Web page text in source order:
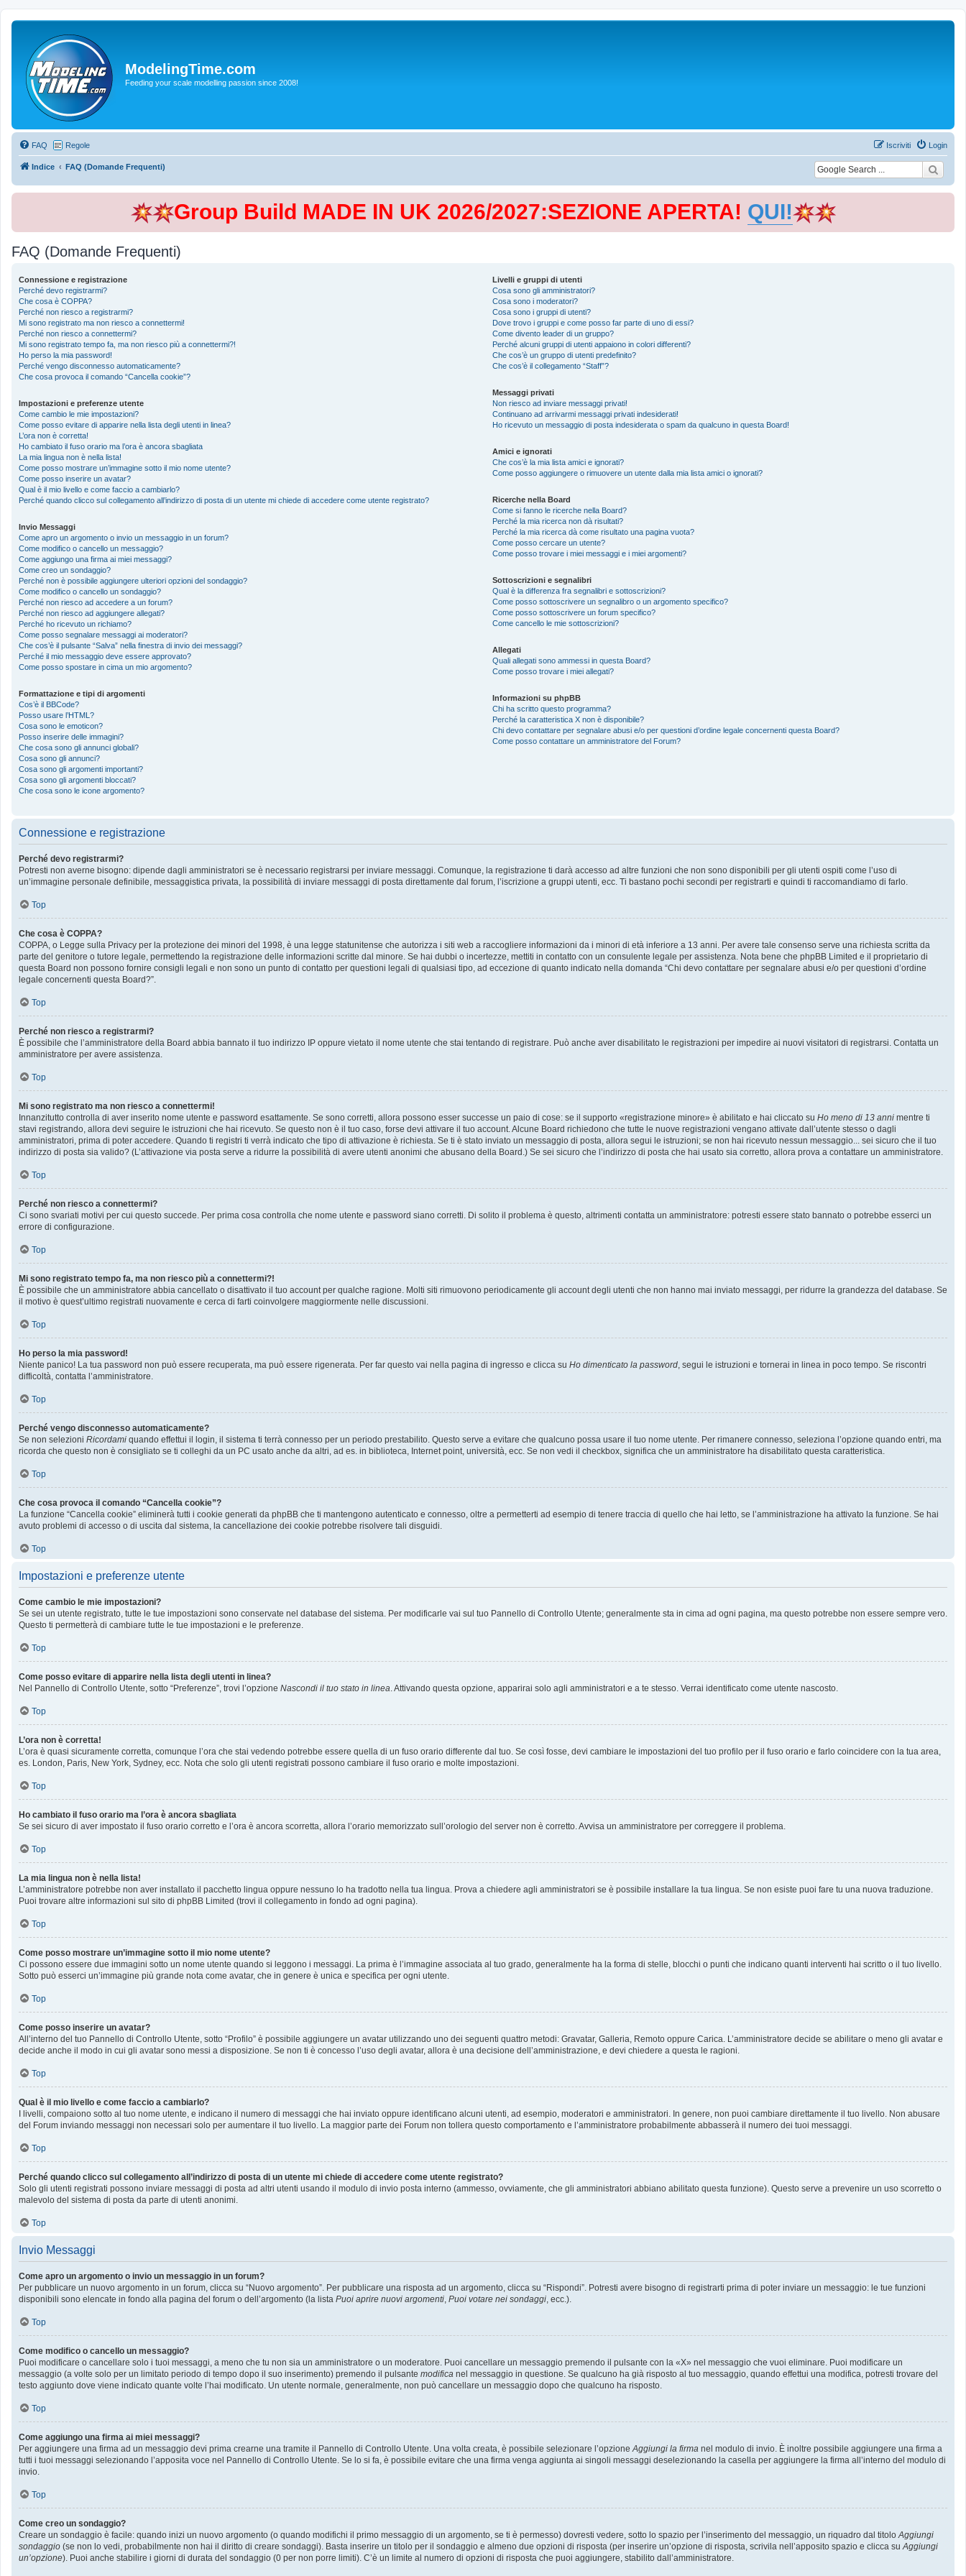
ModelingTime.com
Feeding your scale modelling passion since 2008!
FAQ Regole Login
Iscriviti
Indice FAQ (Domande Frequenti)
Group Build MADE IN UK 2026/2027:SEZIONE APERTA! QUI!
FAQ (Domande Frequenti)
Connessione e registrazione
Perché devo registrarmi?
Che cosa è COPPA?
Perché non riesco a registrarmi?
Mi sono registrato ma non riesco a connettermi!
Perché non riesco a connettermi?
Mi sono registrato tempo fa, ma non riesco più a connettermi?!
Ho perso la mia password!
Perché vengo disconnesso automaticamente?
Che cosa provoca il comando “Cancella cookie”?
Impostazioni e preferenze utente
Come cambio le mie impostazioni?
Come posso evitare di apparire nella lista degli utenti in linea?
L’ora non è corretta!
Ho cambiato il fuso orario ma l’ora è ancora sbagliata
La mia lingua non è nella lista!
Come posso mostrare un’immagine sotto il mio nome utente?
Come posso inserire un avatar?
Qual è il mio livello e come faccio a cambiarlo?
Perché quando clicco sul collegamento all’indirizzo di posta di un utente mi chiede di accedere come utente registrato?
Invio Messaggi
Come apro un argomento o invio un messaggio in un forum?
Come modifico o cancello un messaggio?
Come aggiungo una firma ai miei messaggi?
Come creo un sondaggio?
Perché non è possibile aggiungere ulteriori opzioni del sondaggio?
Come modifico o cancello un sondaggio?
Perché non riesco ad accedere a un forum?
Perché non riesco ad aggiungere allegati?
Perché ho ricevuto un richiamo?
Come posso segnalare messaggi ai moderatori?
Che cos’è il pulsante “Salva” nella finestra di invio dei messaggi?
Perché il mio messaggio deve essere approvato?
Come posso spostare in cima un mio argomento?
Formattazione e tipi di argomenti
Cos’è il BBCode?
Posso usare l’HTML?
Cosa sono le emoticon?
Posso inserire delle immagini?
Che cosa sono gli annunci globali?
Cosa sono gli annunci?
Cosa sono gli argomenti importanti?
Cosa sono gli argomenti bloccati?
Che cosa sono le icone argomento?
Livelli e gruppi di utenti
Cosa sono gli amministratori?
Cosa sono i moderatori?
Cosa sono i gruppi di utenti?
Dove trovo i gruppi e come posso far parte di uno di essi?
Come divento leader di un gruppo?
Perché alcuni gruppi di utenti appaiono in colori differenti?
Che cos’è un gruppo di utenti predefinito?
Che cos’è il collegamento “Staff”?
Messaggi privati
Non riesco ad inviare messaggi privati!
Continuano ad arrivarmi messaggi privati indesiderati!
Ho ricevuto un messaggio di posta indesiderata o spam da qualcuno in questa Board!
Amici e ignorati
Che cos’è la mia lista amici e ignorati?
Come posso aggiungere o rimuovere un utente dalla mia lista amici o ignorati?
Ricerche nella Board
Come si fanno le ricerche nella Board?
Perché la mia ricerca non dà risultati?
Perché la mia ricerca dà come risultato una pagina vuota?
Come posso cercare un utente?
Come posso trovare i miei messaggi e i miei argomenti?
Sottoscrizioni e segnalibri
Qual è la differenza fra segnalibri e sottoscrizioni?
Come posso sottoscrivere un segnalibro o un argomento specifico?
Come posso sottoscrivere un forum specifico?
Come cancello le mie sottoscrizioni?
Allegati
Quali allegati sono ammessi in questa Board?
Come posso trovare i miei allegati?
Informazioni su phpBB
Chi ha scritto questo programma?
Perché la caratteristica X non è disponibile?
Chi devo contattare per segnalare abusi e/o per questioni d’ordine legale concernenti questa Board?
Come posso contattare un amministratore del Forum?
Connessione e registrazione
Perché devo registrarmi?
Potresti non averne bisogno: dipende dagli amministratori se è necessario registrarsi per inviare messaggi. Comunque, la registrazione ti darà accesso ad altre funzioni che non sono disponibili per gli utenti ospiti come l’uso di
un’immagine personale definibile, messaggistica privata, la possibilità di inviare messaggi di posta direttamente dal forum, l’iscrizione a gruppi utenti, ecc. Ti bastano pochi secondi per registrarti e quindi ti raccomandiamo di farlo.
Top
Che cosa è COPPA?
COPPA, o Legge sulla Privacy per la protezione dei minori del 1998, è una legge statunitense che autorizza i siti web a raccogliere informazioni da i minori di età inferiore a 13 anni. Per avere tale consenso serve una richiesta scritta da
parte del genitore o tutore legale, permettendo la registrazione delle informazioni scritte dal minore. Se hai dubbi o incertezze, mettiti in contatto con un consulente legale per assistenza. Nota bene che phpBB Limited e il proprietario di
questa Board non possono fornire consigli legali e non sono un punto di contatto per questioni legali di qualsiasi tipo, ad eccezione di quanto indicato nella domanda “Chi devo contattare per segnalare abusi e/o per questioni d’ordine
legale concernenti questa Board?”.
Top
Perché non riesco a registrarmi?
È possibile che l’amministratore della Board abbia bannato il tuo indirizzo IP oppure vietato il nome utente che stai tentando di registrare. Può anche aver disabilitato le registrazioni per impedire ai nuovi visitatori di registrarsi. Contatta un
amministratore per avere assistenza.
Top
Mi sono registrato ma non riesco a connettermi!
Innanzitutto controlla di aver inserito nome utente e password esattamente. Se sono corretti, allora possono esser successe un paio di cose: se il supporto «registrazione minore» è abilitato e hai cliccato su Ho meno di 13 anni mentre ti
stavi registrando, allora devi seguire le istruzioni che hai ricevuto. Se questo non è il tuo caso, forse devi attivare il tuo account. Alcune Board richiedono che tutte le nuove registrazioni vengano attivate dall’utente stesso o dagli
amministratori, prima di poter accedere. Quando ti registri ti verrà indicato che tipo di attivazione è richiesta. Se ti è stato inviato un messaggio di posta, allora segui le istruzioni; se non hai ricevuto nessun messaggio... sei sicuro che il tuo
indirizzo di posta sia valido? (L’attivazione via posta serve a ridurre la possibilità di avere utenti anonimi che abusano della Board.) Se sei sicuro che l’indirizzo di posta che hai usato sia corretto, allora prova a contattare un amministratore.
Top
Perché non riesco a connettermi?
Ci sono svariati motivi per cui questo succede. Per prima cosa controlla che nome utente e password siano corretti. Di solito il problema è questo, altrimenti contatta un amministratore: potresti essere stato bannato o potrebbe esserci un
errore di configurazione.
Top
Mi sono registrato tempo fa, ma non riesco più a connettermi?!
È possibile che un amministratore abbia cancellato o disattivato il tuo account per qualche ragione. Molti siti rimuovono periodicamente gli account degli utenti che non hanno mai inviato messaggi, per ridurre la grandezza del database. Se
il motivo è quest’ultimo registrati nuovamente e cerca di farti coinvolgere maggiormente nelle discussioni.
Top
Ho perso la mia password!
Niente panico! La tua password non può essere recuperata, ma può essere rigenerata. Per far questo vai nella pagina di ingresso e clicca su Ho dimenticato la password, segui le istruzioni e tornerai in linea in poco tempo. Se riscontri
difficoltà, contatta l’amministratore.
Top
Perché vengo disconnesso automaticamente?
Se non selezioni Ricordami quando effettui il login, il sistema ti terrà connesso per un periodo prestabilito. Questo serve a evitare che qualcuno possa usare il tuo nome utente. Per rimanere connesso, seleziona l’opzione quando entri, ma
ricorda che questo non è consigliato se ti colleghi da un PC usato anche da altri, ad es. in biblioteca, Internet point, università, ecc. Se non vedi il checkbox, significa che un amministratore ha disabilitato questa caratteristica.
Top
Che cosa provoca il comando “Cancella cookie”?
La funzione “Cancella cookie” eliminerà tutti i cookie generati da phpBB che ti mantengono autenticato e connesso, oltre a permetterti ad esempio di tenere traccia di quello che hai letto, se l’amministrazione ha attivato la funzione. Se hai
avuto problemi di accesso o di uscita dal sistema, la cancellazione dei cookie potrebbe risolvere tali disguidi.
Top
Impostazioni e preferenze utente
Come cambio le mie impostazioni?
Se sei un utente registrato, tutte le tue impostazioni sono conservate nel database del sistema. Per modificarle vai sul tuo Pannello di Controllo Utente; generalmente sta in cima ad ogni pagina, ma questo potrebbe non essere sempre vero.
Questo ti permetterà di cambiare tutte le tue impostazioni e le preferenze.
Top
Come posso evitare di apparire nella lista degli utenti in linea?
Nel Pannello di Controllo Utente, sotto “Preferenze”, trovi l’opzione Nascondi il tuo stato in linea. Attivando questa opzione, apparirai solo agli amministratori e a te stesso. Verrai identificato come utente nascosto.
Top
L’ora non è corretta!
L’ora è quasi sicuramente corretta, comunque l’ora che stai vedendo potrebbe essere quella di un fuso orario differente dal tuo. Se così fosse, devi cambiare le impostazioni del tuo profilo per il fuso orario e farlo coincidere con la tua area,
es. London, Paris, New York, Sydney, ecc. Nota che solo gli utenti registrati possono cambiare il fuso orario e molte impostazioni.
Top
Ho cambiato il fuso orario ma l’ora è ancora sbagliata
Se sei sicuro di aver impostato il fuso orario corretto e l’ora è ancora scorretta, allora l’orario memorizzato sull’orologio del server non è corretto. Avvisa un amministratore per correggere il problema.
Top
La mia lingua non è nella lista!
L’amministratore potrebbe non aver installato il pacchetto lingua oppure nessuno lo ha tradotto nella tua lingua. Prova a chiedere agli amministratori se è possibile installare la tua lingua. Se non esiste puoi fare tu una nuova traduzione.
Puoi trovare altre informazioni sul sito di phpBB Limited (trovi il collegamento in fondo ad ogni pagina).
Top
Come posso mostrare un’immagine sotto il mio nome utente?
Ci possono essere due immagini sotto un nome utente quando si leggono i messaggi. La prima è l’immagine associata al tuo grado, generalmente ha la forma di stelle, blocchi o punti che indicano quanti interventi hai scritto o il tuo livello.
Sotto può esserci un’immagine più grande nota come avatar, che in genere è unica e specifica per ogni utente.
Top
Come posso inserire un avatar?
All’interno del tuo Pannello di Controllo Utente, sotto “Profilo” è possibile aggiungere un avatar utilizzando uno dei seguenti quattro metodi: Gravatar, Galleria, Remoto oppure Carica. L’amministratore decide se abilitare o meno gli avatar e
decide anche il modo in cui gli avatar sono messi a disposizione. Se non ti è concesso l’uso degli avatar, allora è una decisione dell’amministrazione, e devi chiedere a questa le ragioni.
Top
Qual è il mio livello e come faccio a cambiarlo?
I livelli, compaiono sotto al tuo nome utente, e indicano il numero di messaggi che hai inviato oppure identificano alcuni utenti, ad esempio, moderatori e amministratori. In genere, non puoi cambiare direttamente il tuo livello. Non abusare
del Forum inviando messaggi non necessari solo per aumentare il tuo livello. La maggior parte dei Forum non tollera questo comportamento e l’amministratore probabilmente abbasserà il numero dei tuoi messaggi.
Top
Perché quando clicco sul collegamento all’indirizzo di posta di un utente mi chiede di accedere come utente registrato?
Solo gli utenti registrati possono inviare messaggi di posta ad altri utenti usando il modulo di invio posta interno (ammesso, ovviamente, che gli amministratori abbiano abilitato questa funzione). Questo serve a prevenire un uso scorretto o
malevolo del sistema di posta da parte di utenti anonimi.
Top
Invio Messaggi
Come apro un argomento o invio un messaggio in un forum?
Per pubblicare un nuovo argomento in un forum, clicca su “Nuovo argomento”. Per pubblicare una risposta ad un argomento, clicca su “Rispondi”. Potresti avere bisogno di registrarti prima di poter inviare un messaggio: le tue funzioni
disponibili sono elencate in fondo alla pagina del forum o dell’argomento (la lista Puoi aprire nuovi argomenti, Puoi votare nei sondaggi, ecc.).
Top
Come modifico o cancello un messaggio?
Puoi modificare o cancellare solo i tuoi messaggi, a meno che tu non sia un amministratore o un moderatore. Puoi cancellare un messaggio premendo il pulsante con la «X» nel messaggio che vuoi eliminare. Puoi modificare un
messaggio (a volte solo per un limitato periodo di tempo dopo il suo inserimento) premendo il pulsante modifica nel messaggio in questione. Se qualcuno ha già risposto al tuo messaggio, quando effettui una modifica, potresti trovare del
testo aggiunto dove viene indicato quante volte l’hai modificato. Un utente normale, generalmente, non può cancellare un messaggio dopo che qualcuno ha risposto.
Top
Come aggiungo una firma ai miei messaggi?
Per aggiungere una firma ad un messaggio devi prima crearne una tramite il Pannello di Controllo Utente. Una volta creata, è possibile selezionare l’opzioneAggiungi la firma nel modulo di invio. È inoltre possibile aggiungere una firma a
tutti i tuoi messaggi selezionando l’apposita voce nel Pannello di Controllo Utente. Se lo si fa, è possibile evitare che una firma venga aggiunta ai singoli messaggi deselezionando la casella per aggiungere la firma all’interno del modulo di
invio.
Top
Come creo un sondaggio?
Creare un sondaggio è facile: quando inizi un nuovo argomento (o quando modifichi il primo messaggio di un argomento, se ti è permesso) dovresti vedere, sotto lo spazio per l’inserimento del messaggio, un riquadro dal titoloAggiungi
sondaggio (se non lo vedi, probabilmente non hai il diritto di creare sondaggi). Basta inserire un titolo per il sondaggio e almeno due opzioni di risposta (per inserire un’opzione di risposta, scrivila nell’apposito spazio e clicca suAggiungi
un’opzione). Puoi anche stabilire i giorni di durata del sondaggio (0 per non porre limiti). C’è un limite al numero di opzioni di risposta che puoi aggiungere, stabilito dall’amministratore.